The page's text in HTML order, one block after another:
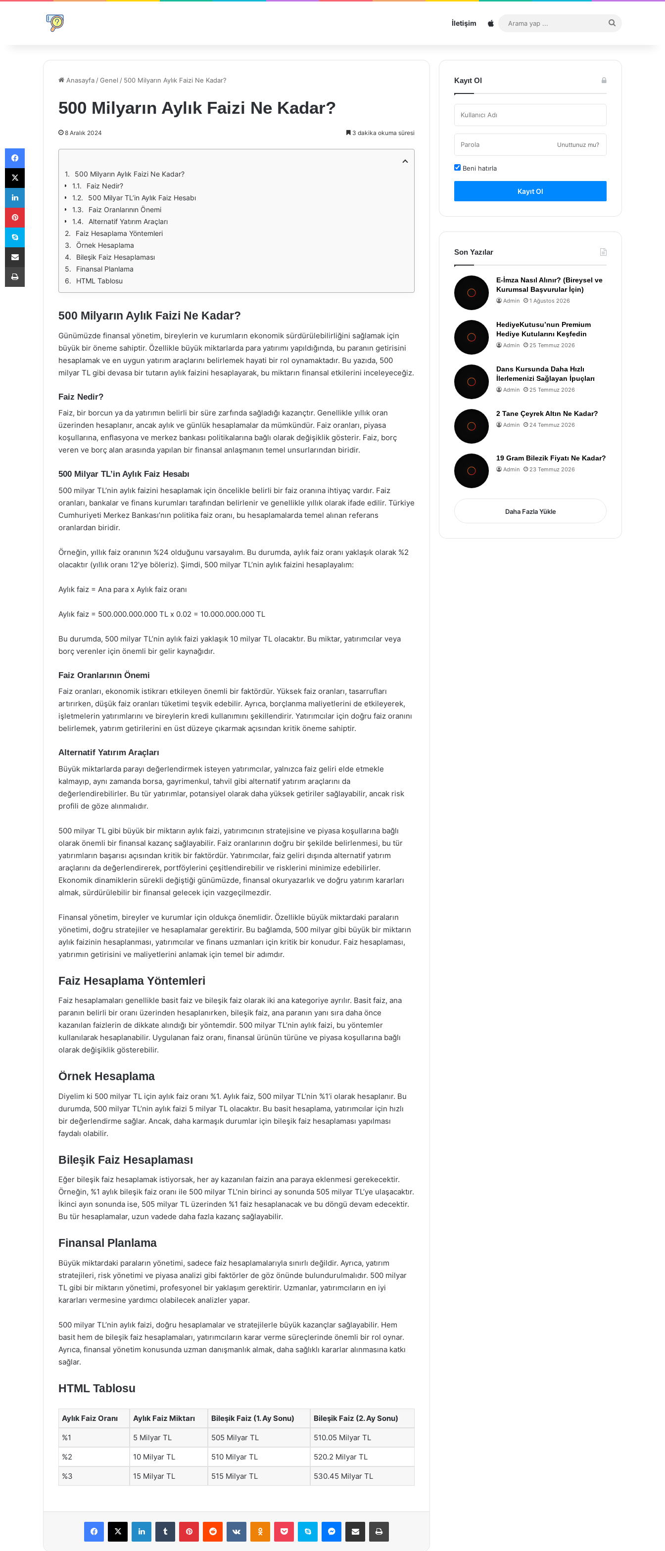
İletişim Sitemap
...
Anasayfa /Genel / 500 Milyarın Aylık Faizi Ne Kadar?
500 Milyarın Aylık Faizi Ne Kadar?
8 Aralık 2024 3 dakika okuma süresi
500 Milyarın Aylık Faizi Ne Kadar?
Faiz Nedir?
500 Milyar TL’in Aylık Faiz Hesabı
Faiz Oranlarının Önemi
Alternatif Yatırım Araçları
Faiz Hesaplama Yöntemleri
Örnek Hesaplama
Bileşik Faiz Hesaplaması
Finansal Planlama
HTML Tablosu
500 Milyarın Aylık Faizi Ne Kadar?
Günümüzde finansal yönetim, bireylerin ve kurumların ekonomik sürdürülebilirliğini sağlamak için
büyük bir öneme sahiptir. Özellikle büyük miktarlarda para yatırımı yapıldığında, bu paranın getirisini
hesaplamak ve en uygun yatırım araçlarını belirlemek hayati bir rol oynamaktadır. Bu yazıda, 500
milyar TL gibi devasa bir tutarın aylık faizini hesaplayarak, bu miktarın finansal etkilerini inceleyeceğiz.
Faiz Nedir?
Faiz, bir borcun ya da yatırımın belirli bir süre zarfında sağladığı kazançtır. Genellikle yıllık oran
üzerinden hesaplanır, ancak aylık ve günlük hesaplamalar da mümkündür. Faiz oranları, piyasa
koşullarına, enflasyona ve merkez bankası politikalarına bağlı olarak değişiklik gösterir. Faiz, borç
veren ve borç alan arasında yapılan bir finansal anlaşmanın temel unsurlarından biridir.
500 Milyar TL’in Aylık Faiz Hesabı
500 milyar TL’nin aylık faizini hesaplamak için öncelikle belirli bir faiz oranına ihtiyaç vardır. Faiz
oranları, bankalar ve finans kurumları tarafından belirlenir ve genellikle yıllık olarak ifade edilir. Türkiye
Cumhuriyeti Merkez Bankası’nın politika faiz oranı, bu hesaplamalarda temel alınan referans
oranlardan biridir.
Örneğin, yıllık faiz oranının %24 olduğunu varsayalım. Bu durumda, aylık faiz oranı yaklaşık olarak %2
olacaktır (yıllık oranı 12’ye böleriz). Şimdi, 500 milyar TL’nin aylık faizini hesaplayalım:
Aylık faiz = Ana para x Aylık faiz oranı
Aylık faiz = 500.000.000.000 TL x 0.02 = 10.000.000.000 TL
Bu durumda, 500 milyar TL’nin aylık faizi yaklaşık 10 milyar TL olacaktır. Bu miktar, yatırımcılar veya
borç verenler için önemli bir gelir kaynağıdır.
Faiz Oranlarının Önemi
Faiz oranları, ekonomik istikrarı etkileyen önemli bir faktördür. Yüksek faiz oranları, tasarrufları
artırırken, düşük faiz oranları tüketimi teşvik edebilir. Ayrıca, borçlanma maliyetlerini de etkileyerek,
işletmelerin yatırımlarını ve bireylerin kredi kullanımını şekillendirir. Yatırımcılar için doğru faiz oranını
belirlemek, yatırım getirilerini en üst düzeye çıkarmak açısından kritik öneme sahiptir.
Alternatif Yatırım Araçları
Büyük miktarlarda parayı değerlendirmek isteyen yatırımcılar, yalnızca faiz geliri elde etmekle
kalmayıp, aynı zamanda borsa, gayrimenkul, tahvil gibi alternatif yatırım araçlarını da
değerlendirebilirler. Bu tür yatırımlar, potansiyel olarak daha yüksek getiriler sağlayabilir, ancak risk
profili de göze alınmalıdır.
500 milyar TL gibi büyük bir miktarın aylık faizi, yatırımcının stratejisine ve piyasa koşullarına bağlı
olarak önemli bir finansal kazanç sağlayabilir. Faiz oranlarının doğru bir şekilde belirlenmesi, bu tür
yatırımların başarısı açısından kritik bir faktördür. Yatırımcılar, faiz geliri dışında alternatif yatırım
araçlarını da değerlendirerek, portföylerini çeşitlendirebilir ve risklerini minimize edebilirler.
Ekonomik dinamiklerin sürekli değiştiği günümüzde, finansal okuryazarlık ve doğru yatırım kararları
almak, sürdürülebilir bir finansal gelecek için vazgeçilmezdir.
Finansal yönetim, bireyler ve kurumlar için oldukça önemlidir. Özellikle büyük miktardaki paraların
yönetimi, doğru stratejiler ve hesaplamalar gerektirir. Bu bağlamda, 500 milyar gibi büyük bir miktarın
aylık faizinin hesaplanması, yatırımcılar ve finans uzmanları için kritik bir konudur. Faiz hesaplaması,
yatırımın getirisini ve maliyetlerini anlamak için temel bir adımdır.
Faiz Hesaplama Yöntemleri
Faiz hesaplamaları genellikle basit faiz ve bileşik faiz olarak iki ana kategoriye ayrılır. Basit faiz, ana
paranın belirli bir oranı üzerinden hesaplanırken, bileşik faiz, ana paranın yanı sıra daha önce
kazanılan faizlerin de dikkate alındığı bir yöntemdir. 500 milyar TL’nin aylık faizi, bu yöntemler
kullanılarak hesaplanabilir. Uygulanan faiz oranı, finansal ürünün türüne ve piyasa koşullarına bağlı
olarak değişiklik gösterebilir.
Örnek Hesaplama
Diyelim ki 500 milyar TL için aylık faiz oranı %1. Aylık faiz, 500 milyar TL’nin %1’i olarak hesaplanır. Bu
durumda, 500 milyar TL’nin aylık faizi 5 milyar TL olacaktır. Bu basit hesaplama, yatırımcılar için hızlı
bir değerlendirme sağlar. Ancak, daha karmaşık durumlar için bileşik faiz hesaplaması yapılması
faydalı olabilir.
Bileşik Faiz Hesaplaması
Eğer bileşik faiz hesaplamak istiyorsak, her ay kazanılan faizin ana paraya eklenmesi gerekecektir.
Örneğin, %1 aylık bileşik faiz oranı ile 500 milyar TL’nin birinci ay sonunda 505 milyar TL’ye ulaşacaktır.
İkinci ayın sonunda ise, 505 milyar TL üzerinden %1 faiz hesaplanacak ve bu döngü devam edecektir.
Bu tür hesaplamalar, uzun vadede daha fazla kazanç sağlayabilir.
Finansal Planlama
Büyük miktardaki paraların yönetimi, sadece faiz hesaplamalarıyla sınırlı değildir. Ayrıca, yatırım
stratejileri, risk yönetimi ve piyasa analizi gibi faktörler de göz önünde bulundurulmalıdır. 500 milyar
TL gibi bir miktarın yönetimi, profesyonel bir yaklaşım gerektirir. Uzmanlar, yatırımcıların en iyi
kararları vermesine yardımcı olabilecek analizler yapar.
500 milyar TL’nin aylık faizi, doğru hesaplamalar ve stratejilerle büyük kazançlar sağlayabilir. Hem
basit hem de bileşik faiz hesaplamaları, yatırımcıların karar verme süreçlerinde önemli bir rol oynar.
Ayrıca, finansal yönetim konusunda uzman danışmanlık almak, daha sağlıklı kararlar alınmasına katkı
sağlar.
HTML Tablosu
Aylık Faiz Oranı Aylık Faiz Miktarı Bileşik Faiz (1. Ay Sonu) Bileşik Faiz (2. Ay Sonu)
%1 5 Milyar TL 505 Milyar TL 510.05 Milyar TL
%2 10 Milyar TL 510 Milyar TL 520.2 Milyar TL
%3 15 Milyar TL 515 Milyar TL 530.45 Milyar TL
Facebook
X LinkedInTumblr PinterestReddit VKontakteOdnoklassniki
Pocket Skype Messenger
E-Posta ile paylaş Yazdır
Kayıt Ol
Unuttunuz mu?
Beni hatırla
Kayıt Ol
Son Yazılar
E-İmza Nasıl Alınır? (Bireysel ve
Kurumsal Başvurular İçin)
Admin 1 Ağustos 2026
HediyeKutusu’nun Premium
Hediye Kutularını Keşfedin
Admin 25 Temmuz 2026
Dans Kursunda Daha Hızlı
İlerlemenizi Sağlayan İpuçları
Admin 25 Temmuz 2026
2 Tane Çeyrek Altın Ne Kadar?
Admin 24 Temmuz 2026
19 Gram Bilezik Fiyatı Ne Kadar?
Admin 23 Temmuz 2026
Daha Fazla Yükle
Facebook
X
LinkedIn
Pinterest
Skype
E-Posta ile paylaş